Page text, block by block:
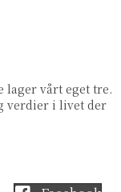
lager vårt eget tre.
verdier i livet der